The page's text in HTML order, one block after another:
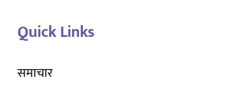
Quick Links
समाचार